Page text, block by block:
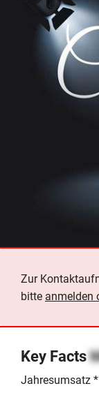
Zur
bitte anmelden
Key Facts
Jahresumsatz *